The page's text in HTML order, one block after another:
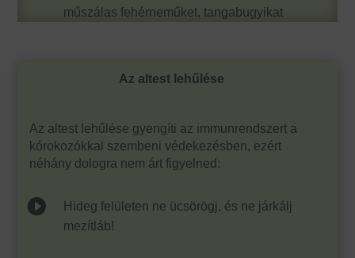
műszálas fehérneműket, tangabugyikat
Az altest lehűlése
Az altest lehűlése gyengíti az immunrendszert a
kórokozókkal szembeni védekezésben, ezért
néhány dologra nem árt figyelned:

Hideg felületen ne ücsörögj, és ne járkálj
mezítláb!